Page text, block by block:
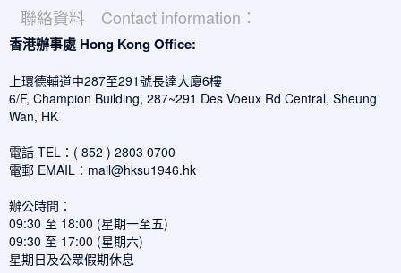
聯絡資料 Contact information：
香港辦事處 Hong Kong Office:
上環德輔道中287至291號長達大廈6樓
6/F, Champion Building, 287~291 Des Voeux Rd Central, Sheung
Wan, HK
電話 TEL：( 852 ) 2803 0700
電郵 EMAIL： mail@hksu1946.hk
辦公時間：
09:30 至 18:00 (星期一至五)
09:30 至 17:00 (星期六)
星期日及公眾假期休息